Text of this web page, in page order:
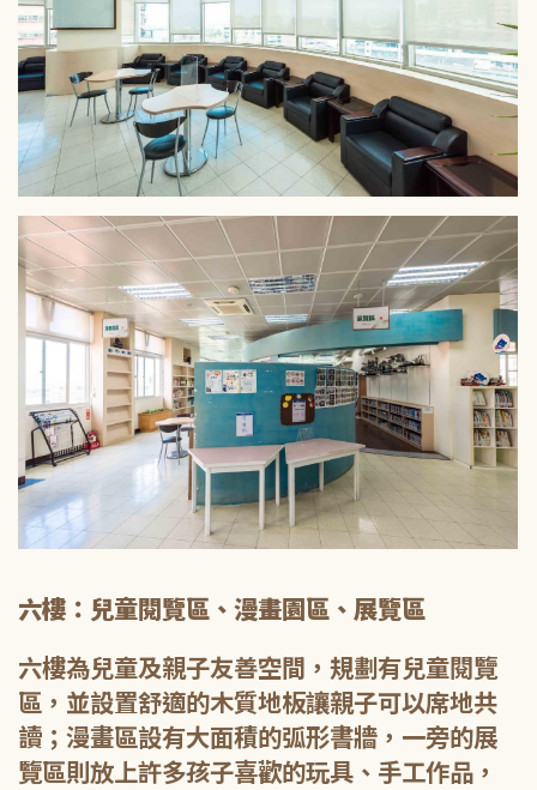
六樓：兒童閱覽區、漫畫園區、展覽區
六樓為兒童及親子友善空間，規劃有兒童閱覽
區，並設置舒適的木質地板讓親子可以席地共
讀；漫畫區設有大面積的弧形書牆，一旁的展
覽區則放上許多孩子喜歡的玩具、手工作品，